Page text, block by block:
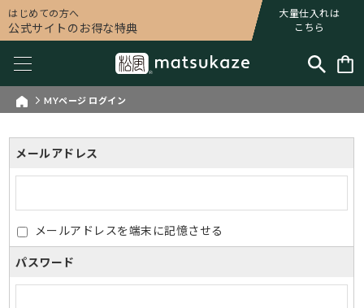
はじめての方へ
公式サイトのお得な特典
大量仕入れは
こちら
MYページ ログイン
メールアドレス
メールアドレスを端末に記憶させる
パスワード